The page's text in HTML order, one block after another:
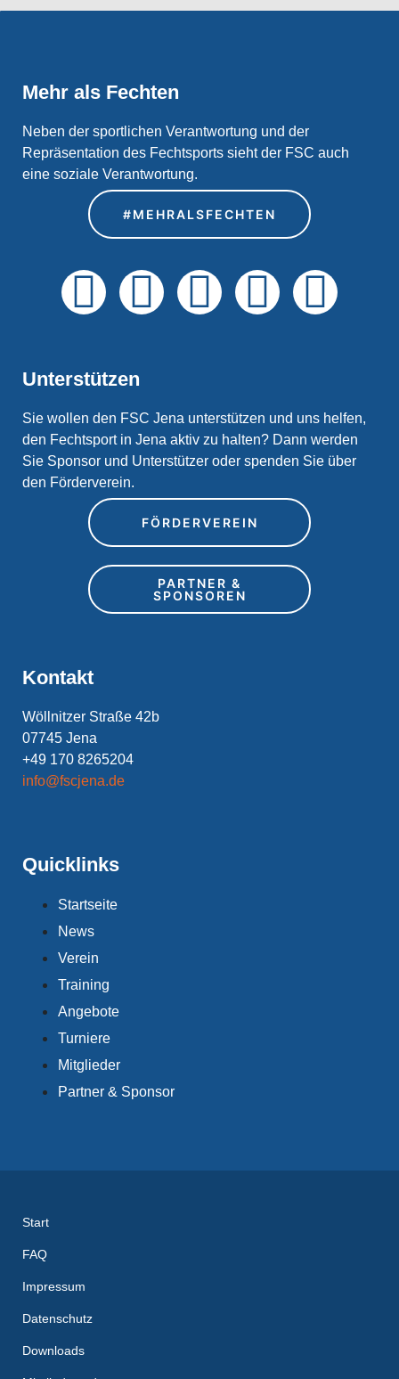
Mehr als Fechten
Neben der sportlichen Verantwortung und der
Repräsentation des Fechtsports sieht der FSC auch
eine soziale Verantwortung.
#MEHRALSFECHTEN
Unterstützen
Sie wollen den FSC Jena unterstützen und uns helfen,
den Fechtsport in Jena aktiv zu halten? Dann werden
Sie Sponsor und Unterstützer oder spenden Sie über
den Förderverein.
FÖRDERVEREIN
PARTNER &
SPONSOREN
Kontakt
Wöllnitzer Straße 42b
07745 Jena
+49 170 8265204
info@fscjena.de
Quicklinks
Startseite
News
Verein
Training
Angebote
Turniere
Mitglieder
Partner & Sponsor
Start
FAQ
Impressum
Datenschutz
Downloads